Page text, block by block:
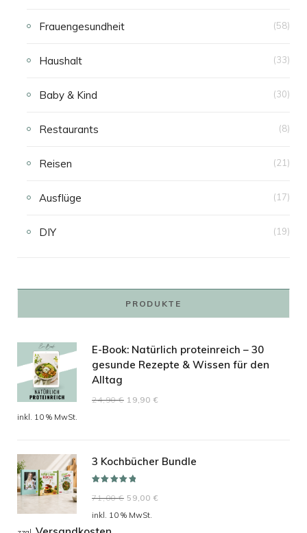
Frauengesundheit (58)
Haushalt (33)
Baby & Kind (30)
Restaurants (8)
Reisen (21)
Ausflüge (17)
DIY (19)
PRODUKTE
E-Book: Natürlich proteinreich – 30
gesunde Rezepte & Wissen für den
Alltag
24,90€ Ursprünglicher
19,90 €
inkl. 10 % MwSt.
3 Kochbücher Bundle
5.00von 5
71,00€ Ursprünglicher
Preis
59,00 €
inkl. 10 % MwSt.